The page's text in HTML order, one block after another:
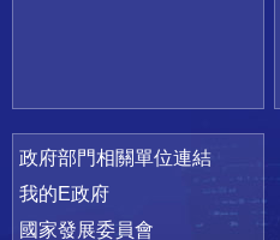
政府部門相關單位連結
我的E政府
國家發展委員會